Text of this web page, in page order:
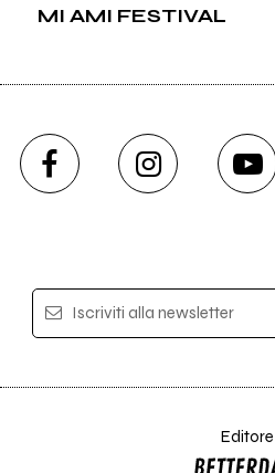
MI AMI FESTIVAL
Iscriviti alla newsletter
Editore